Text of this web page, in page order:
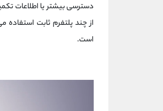
دسترسی بیشتر یا اطلاعات
از چند پلتفرم ثابت استفاده
است.